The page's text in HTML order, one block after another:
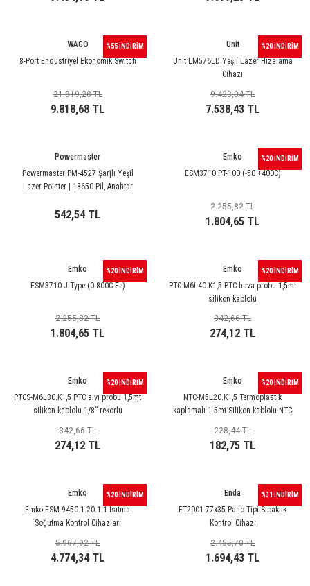
%55 İNDİRİM
WAGO
8-Port Endüstriyel Ekonomik Switch
21.819,28 TL
9.818,68 TL
%20 İNDİRİM
Unit
Unit LM576LD Yeşil Lazer Hizalama
Cihazı
9.423,04 TL
7.538,43 TL
Powermaster
Powermaster PM-4527 Şarjlı Yeşil
Lazer Pointer | 18650 Pil, Anahtar
542,54 TL
%20 İNDİRİM
Emko
ESM3710 PT-100 (-50 +400C)
2.255,82 TL
1.804,65 TL
%20 İNDİRİM
Emko
ESM3710 J Type (0-800C Fe)
2.255,82 TL
1.804,65 TL
%20 İNDİRİM
Emko
PTC-M6L40.K1,5 PTC hava probu 1,5mt
silikon kablolu
342,66 TL
274,12 TL
%20 İNDİRİM
Emko
PTCS-M6L30.K1,5 PTC sıvı probu 1,5mt
silikon kablolu 1/8” rekorlu
342,66 TL
274,12 TL
%20 İNDİRİM
Emko
NTC-M5L20.K1,5 Termoplastik
kaplamalı 1.5mt Silikon kablolu NTC
228,44 TL
182,75 TL
%20 İNDİRİM
Emko
Emko ESM-9450.1.20.1.1 Isıtma
Soğutma Kontrol Cihazları
5.967,92 TL
4.774,34 TL
%31 İNDİRİM
Enda
ET2001 77x35 Pano Tipi Sıcaklık
Kontrol Cihazı
2.455,70 TL
1.694,43 TL